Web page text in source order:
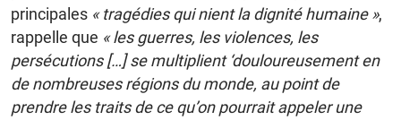
principales « tragédies qui nient la dignité humaine »,
rappelle que « les guerres, les violences, les
persécutions […] se multiplient ‘douloureusement en
de nombreuses régions du monde, au point de
prendre les traits de ce qu’on pourrait appeler une